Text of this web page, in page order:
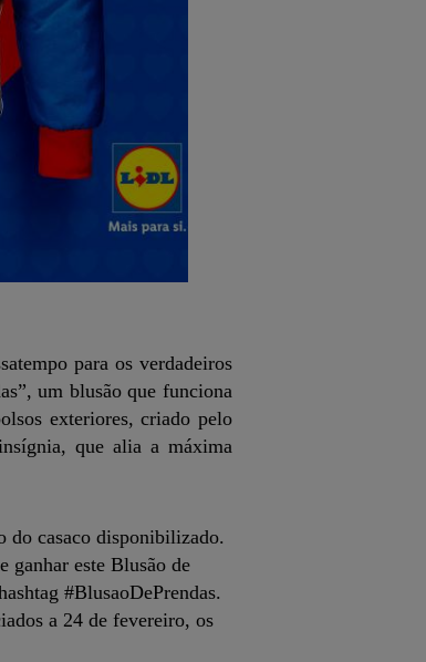
para os verdadeiros
um blusão que funciona
exteriores, criado pelo
que alia a máxima
do casaco disponibilizado.
ganhar este Blusão de
#BlusaoDePrendas.
a 24 de fevereiro, os